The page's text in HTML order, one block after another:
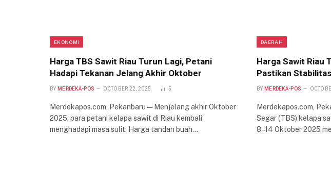
EKONOMI
Harga TBS Sawit Riau Turun Lagi, Petani
Hadapi Tekanan Jelang Akhir Oktober
BY MERDEKA-POS OCTOBER 22, 2025 5
Merdekapos.com, Pekanbaru — Menjelang akhir Oktober
2025, para petani kelapa sawit di Riau kembali
menghadapi masa sulit. Harga tandan buah…
DAERAH
Harga Sawit Riau
Pastikan
BY MERDEKA-POS
Merdekapos.com,
Segar (TBS) kelapa
8–14 Oktober 2025